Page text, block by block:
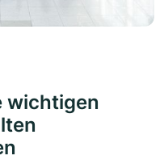
wichtigen